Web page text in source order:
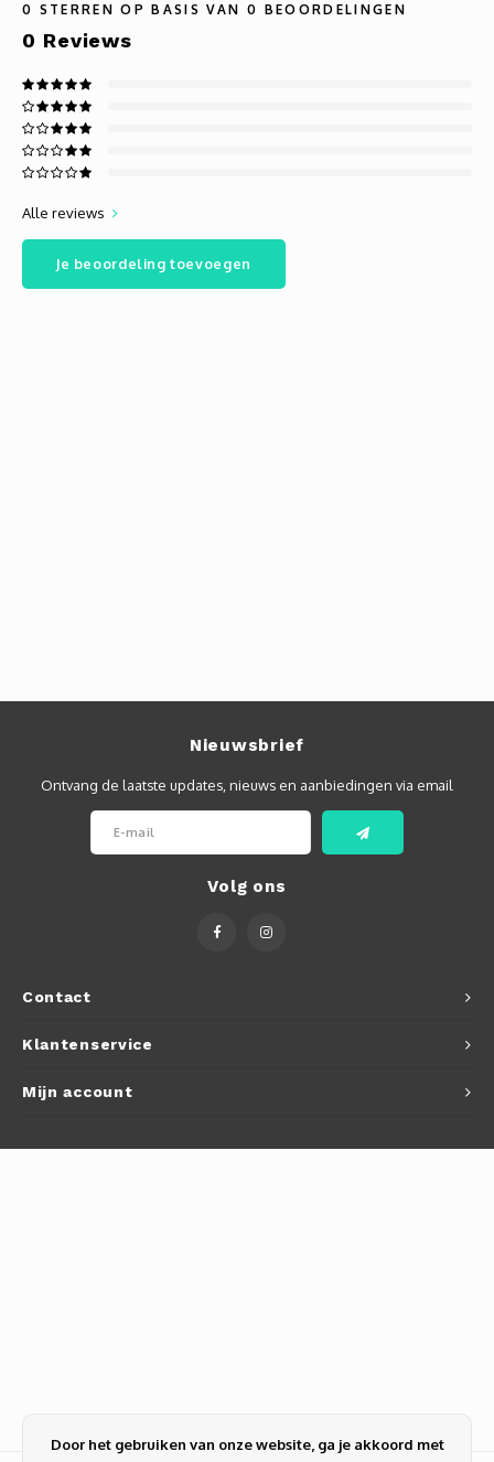
0 STERREN OP BASIS VAN 0 BEOORDELINGEN
0 Reviews
Alle reviews
Je beoordeling toevoegen
Contact
Nieuwsbrief
Ontvang de laatste updates, nieuws en aanbiedingen via email
Volg ons
Klantenservice
Mijn account
Door het gebruiken van onze website, ga je akkoord met